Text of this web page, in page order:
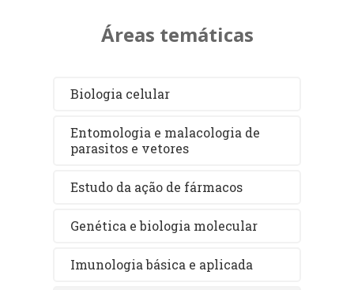
Áreas temáticas
Biologia celular
Entomologia e malacologia de
parasitos e vetores
Estudo da ação de fármacos
Genética e biologia molecular
Imunologia básica e aplicada